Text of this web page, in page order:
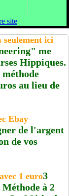
seulement ici
me
Hippiques.
méthode
au lieu de
Ebay
de l'argent
de vos
1 euro3
à 2